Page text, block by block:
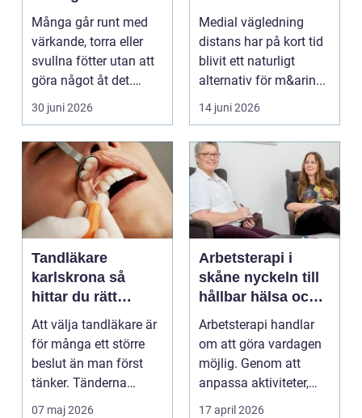
Många går runt med
värkande, torra eller
svullna fötter utan att
göra något åt det.
Fötterna bär hel...
30 juni 2026
Medial vägledning
distans har på kort tid
blivit ett naturligt
alternativ för m&arin...
14 juni 2026
Tandläkare
karlskrona så
hittar du rätt
tandvård nära dig
Att välja tandläkare är
för många ett större
beslut än man först
tänker. Tänderna
påverkar hur vi må...
07 maj 2026
Arbetsterapi i
skåne nyckeln till
hållbar hälsa och
arbete
Arbetsterapi handlar
om att göra vardagen
möjlig. Genom att
anpassa aktiviteter,
miljö och hjälpmede...
17 april 2026